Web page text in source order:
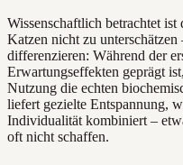
Wissenschaftlich betrachtet
Katzen nicht zu
differenzieren: Während der
Erwartungseffekten geprägt
Nutzung die echten
liefert gezielte Entspannung,
Individualität kombiniert –
oft nicht schaffen.